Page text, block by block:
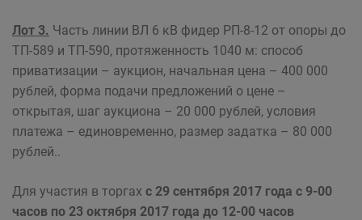
Лот 3. Часть линии ВЛ 6 кВ фидер РП-8-12 от опоры до
ТП-589 и ТП-590, протяженность 1040 м: способ
приватизации – аукцион, начальная цена – 400 000
рублей, форма подачи предложений о цене –
открытая, шаг аукциона – 20 000 рублей, условия
платежа – единовременно, размер задатка – 80 000
рублей..
Для участия в торгах с 29 сентября 2017 года с 9-00
часов по 23 октября 2017 года до 12-00 часов